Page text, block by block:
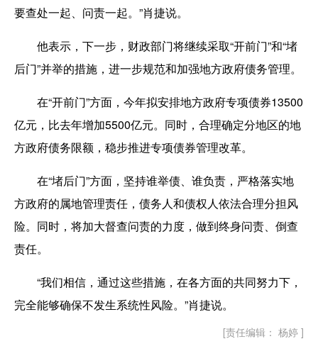
要查处一起、问责一起。”肖捷说。
他表示，下一步，财政部门将继续采取“开前门”和“堵
后门”并举的措施，进一步规范和加强地方政府债务管理。
在“开前门”方面，今年拟安排地方政府专项债券13500
亿元，比去年增加5500亿元。同时，合理确定分地区的地
方政府债务限额，稳步推进专项债券管理改革。
在“堵后门”方面，坚持谁举债、谁负责，严格落实地
方政府的属地管理责任，债务人和债权人依法合理分担风
险。同时，将加大督查问责的力度，做到终身问责、倒查
责任。
“我们相信，通过这些措施，在各方面的共同努力下，
完全能够确保不发生系统性风险。”肖捷说。
[责任编辑： 杨婷 ]